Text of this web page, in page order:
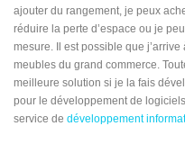
ajouter du rangement, je peux
réduire la perte d’espace ou je
mesure. Il est possible que
meubles du grand commerce.
meilleure solution si je la fais
pour le développement de
service de développement